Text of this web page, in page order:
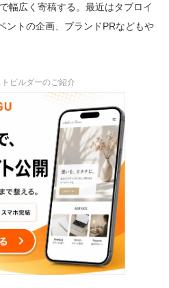
幅広く寄稿する。最近はタブロイ
ントの企画、ブランドPRなどもや
ビルダーのご紹介